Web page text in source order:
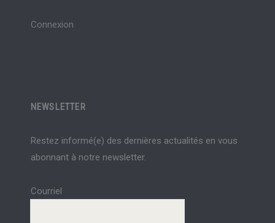
Connexion
NEWSLETTER
Restez informé(e) des dernières actualités en vous
abonnant à notre newsletter.
Courriel